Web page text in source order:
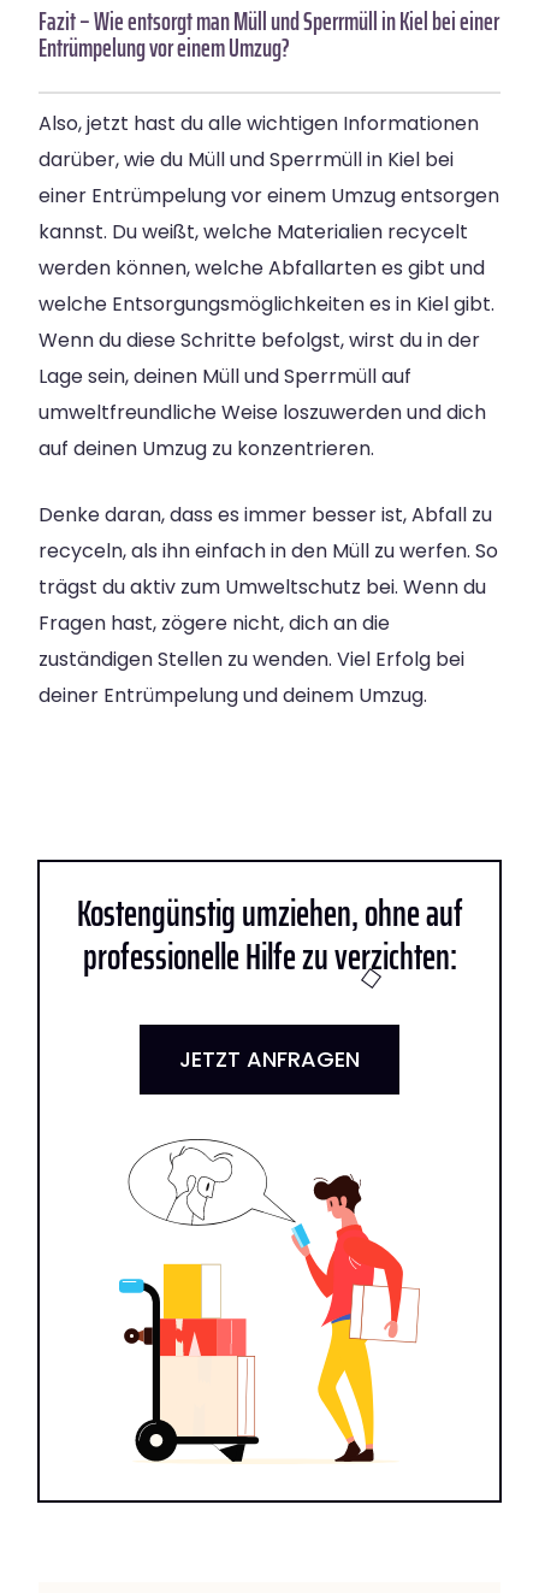
Fazit – Wie entsorgt man Müll und Sperrmüll in Kiel bei einer
Entrümpelung vor einem Umzug?
Also, jetzt hast du alle wichtigen Informationen
darüber, wie du Müll und Sperrmüll in Kiel bei
einer Entrümpelung vor einem Umzug entsorgen
kannst. Du weißt, welche Materialien recycelt
werden können, welche Abfallarten es gibt und
welche Entsorgungsmöglichkeiten es in Kiel gibt.
Wenn du diese Schritte befolgst, wirst du in der
Lage sein, deinen Müll und Sperrmüll auf
umweltfreundliche Weise loszuwerden und dich
auf deinen Umzug zu konzentrieren.
Denke daran, dass es immer besser ist, Abfall zu
recyceln, als ihn einfach in den Müll zu werfen. So
trägst du aktiv zum Umweltschutz bei. Wenn du
Fragen hast, zögere nicht, dich an die
zuständigen Stellen zu wenden. Viel Erfolg bei
deiner Entrümpelung und deinem Umzug.
Kostengünstig umziehen, ohne auf
professionelle Hilfe zu verzichten:
JETZT ANFRAGEN